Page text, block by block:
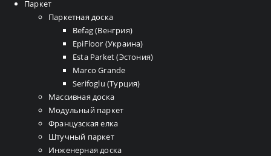
Паркет
Паркетная доска
Befag (Венгрия)
EpiFloor (Украина)
Esta Parket (Эстония)
Marco Grande
Serifoglu (Турция)
Массивная доска
Модульный паркет
Французская елка
Штучный паркет
Инженерная доска